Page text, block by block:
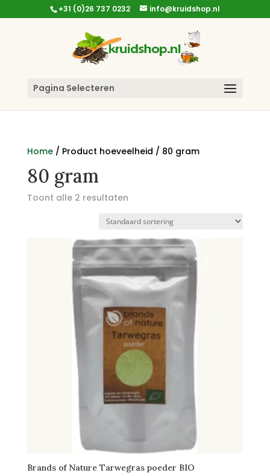
+31 (0)26 737 0232 info@kruidshop.nl
Pagina Selecteren
Home/ Product hoeveelheid / 80 gram
80 gram
Toont alle 2 resultaten
Brands of Nature Tarwegras poeder BIO